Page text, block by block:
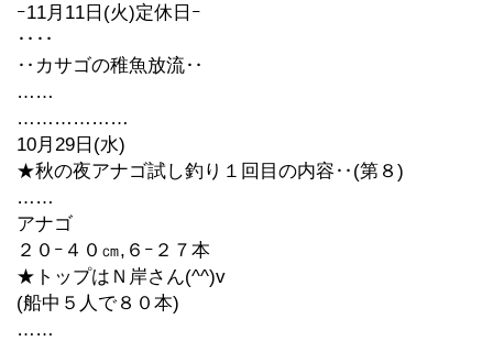
ｰ11月11日(火)定休日ｰ
‥‥
‥カサゴの稚魚放流‥
……
………………
10月29日(水)
★秋の夜アナゴ試し釣り１回目の内容‥(第８)
……
アナゴ
２０ｰ４０㎝,６ｰ２７本
★トップはＮ岸さん(^^)v
(船中５人で８０本)
……